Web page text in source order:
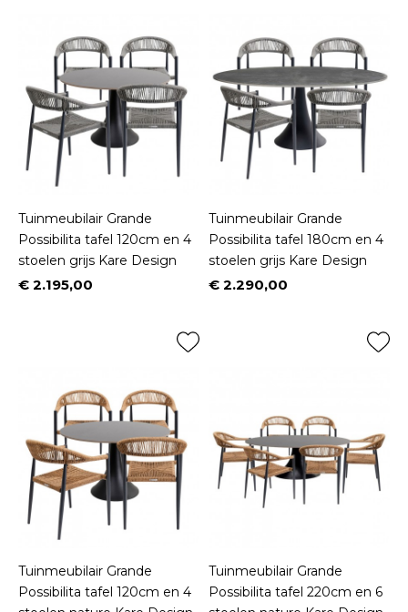
Tuinmeubilair Grande
Possibilita tafel 120cm en 4
stoelen grijs Kare Design
Prijs
€ 2.195,00
Tuinmeubilair Grande
Possibilita tafel 180cm en 4
stoelen grijs Kare Design
Prijs
€ 2.290,00
Tuinmeubilair Grande
Possibilita tafel 120cm en 4
Tuinmeubilair Grande
Possibilita tafel 220cm en 6